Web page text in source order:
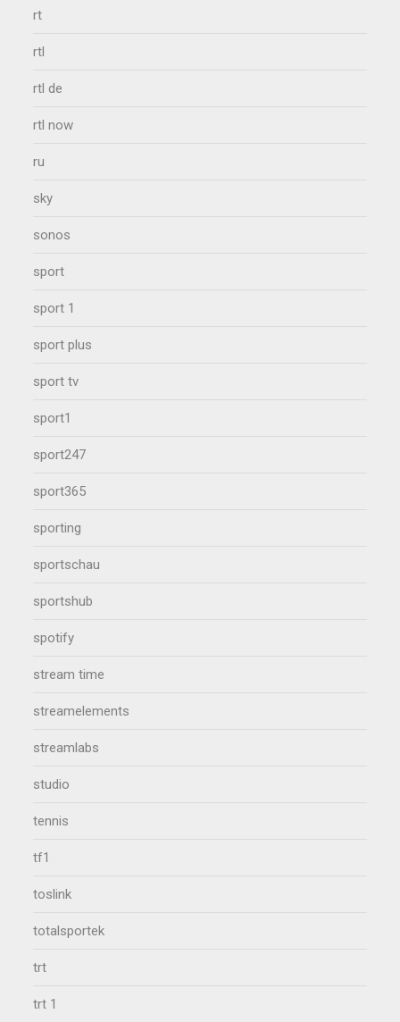
rt
rtl
rtl de
rtl now
ru
sky
sonos
sport
sport 1
sport plus
sport tv
sport1
sport247
sport365
sporting
sportschau
sportshub
spotify
stream time
streamelements
streamlabs
studio
tennis
tf1
toslink
totalsportek
trt
trt 1